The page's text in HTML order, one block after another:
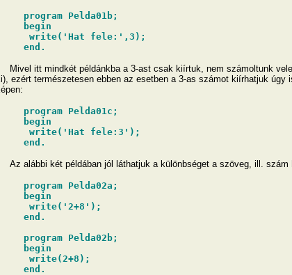
program Pelda01b;
begin
write('Hat fele:',3);
end.
Mivel itt mindkét példánkba a 3-ast csak kiírtuk, nem számoltunk
ezért természetesen ebben az esetben a 3-as számot kiírhatjuk
program Pelda01c;
begin
write('Hat fele:3');
end.
Az alábbi két példában jól láthatjuk a különbséget a szöveg, ill. szám
program Pelda02a;
begin
write('2+8');
end.
program Pelda02b;
begin
write(2+8);
end.